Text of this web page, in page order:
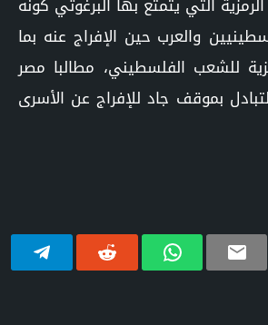
والعرب حين الإفراج عنه بما
للشعب الفلسطيني، مطالبا مصر
بموقف جاد للإفراج عن الأسرى